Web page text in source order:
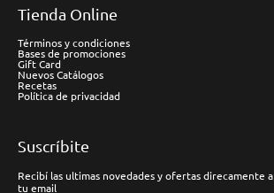
Tienda Online
Términos y condiciones
Bases de promociones
Gift Card
Nuevos Catálogos
Recetas
Política de privacidad
Suscríbite
Recibí las ultimas novedades y ofertas direcamente a
tu email